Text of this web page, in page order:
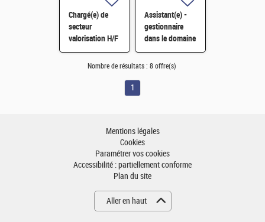
Chargé(e) de
secteur
valorisation H/F
Assistant(e) -
gestionnaire
dans le domaine
administratif
H/F
Nombre de résultats : 8 offre(s)
1
Mentions légales
Cookies
Paramétrer vos cookies
Accessibilité : partiellement conforme
Plan du site
Aller en haut